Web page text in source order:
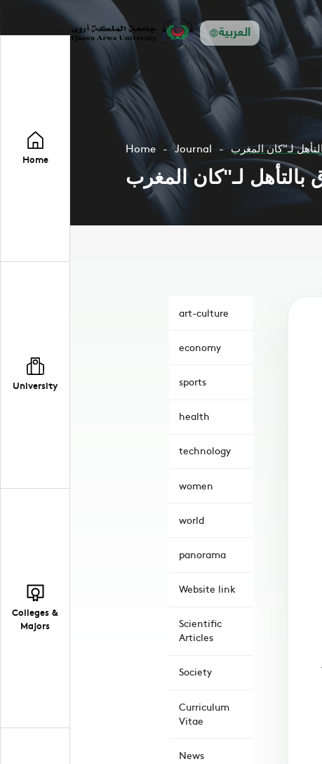
العربية
Home
University
Colleges &
Majors
Home Journal
art-culture
economy
sports
health
technology
women
world
panorama
Website link
Scientific
Articles
Society
Curriculum
Vitae
News